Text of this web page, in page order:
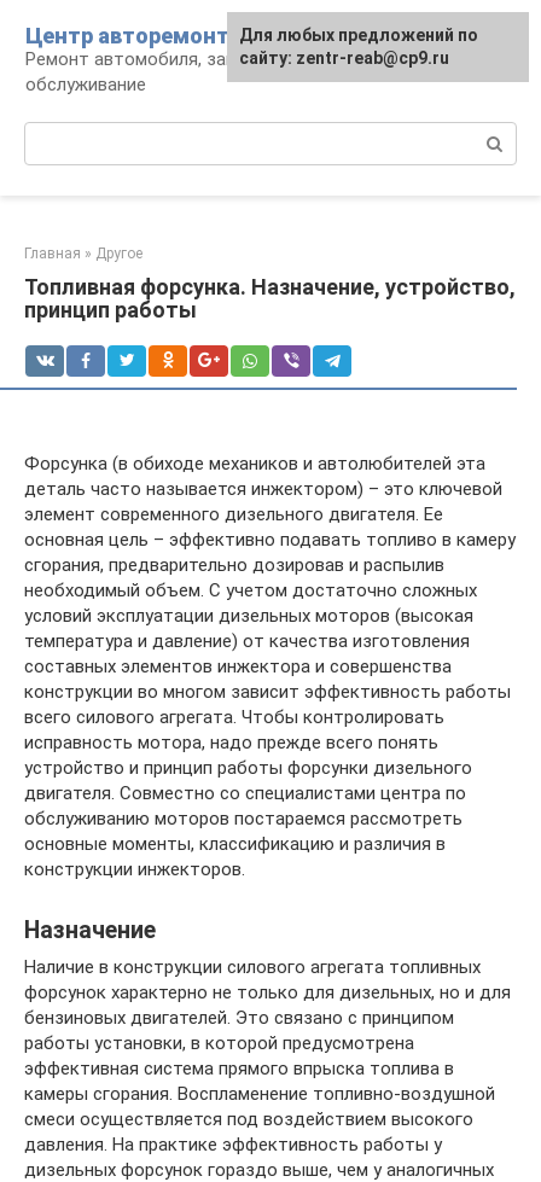
контенту
Центр авторемонта
Ремонт автомобиля, запчасти и
обслуживание
Главная » Другое
Топливная форсунка. Назначение, устройство,
принцип работы
Форсунка (в обиходе механиков и автолюбителей эта
деталь часто называется инжектором) – это ключевой
элемент современного дизельного двигателя. Ее
основная цель – эффективно подавать топливо в камеру
сгорания, предварительно дозировав и распылив
необходимый объем. С учетом достаточно сложных
условий эксплуатации дизельных моторов (высокая
температура и давление) от качества изготовления
составных элементов инжектора и совершенства
конструкции во многом зависит эффективность работы
всего силового агрегата. Чтобы контролировать
исправность мотора, надо прежде всего понять
устройство и принцип работы форсунки дизельного
двигателя. Совместно со специалистами центра по
обслуживанию моторов постараемся рассмотреть
основные моменты, классификацию и различия в
конструкции инжекторов.
Назначение
Наличие в конструкции силового агрегата топливных
форсунок характерно не только для дизельных, но и для
бензиновых двигателей. Это связано с принципом
работы установки, в которой предусмотрена
эффективная система прямого впрыска топлива в
камеры сгорания. Воспламенение топливно-воздушной
смеси осуществляется под воздействием высокого
давления. На практике эффективность работы у
дизельных форсунок гораздо выше, чем у аналогичных
Для любых предложений по
сайту: zentr-reab@cp9.ru